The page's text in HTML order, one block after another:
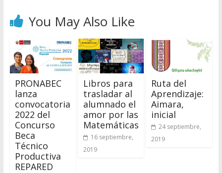
You May Also Like
PRONABEC
lanza
convocatoria
2022 del
Concurso
Beca
Técnico
Productiva
REPARED
Libros para
trasladar al
alumnado el
amor por las
Matemáticas
16 septiembre,
2019
Ruta del
Aprendizaje:
Aimara,
inicial
24 septiembre,
2019